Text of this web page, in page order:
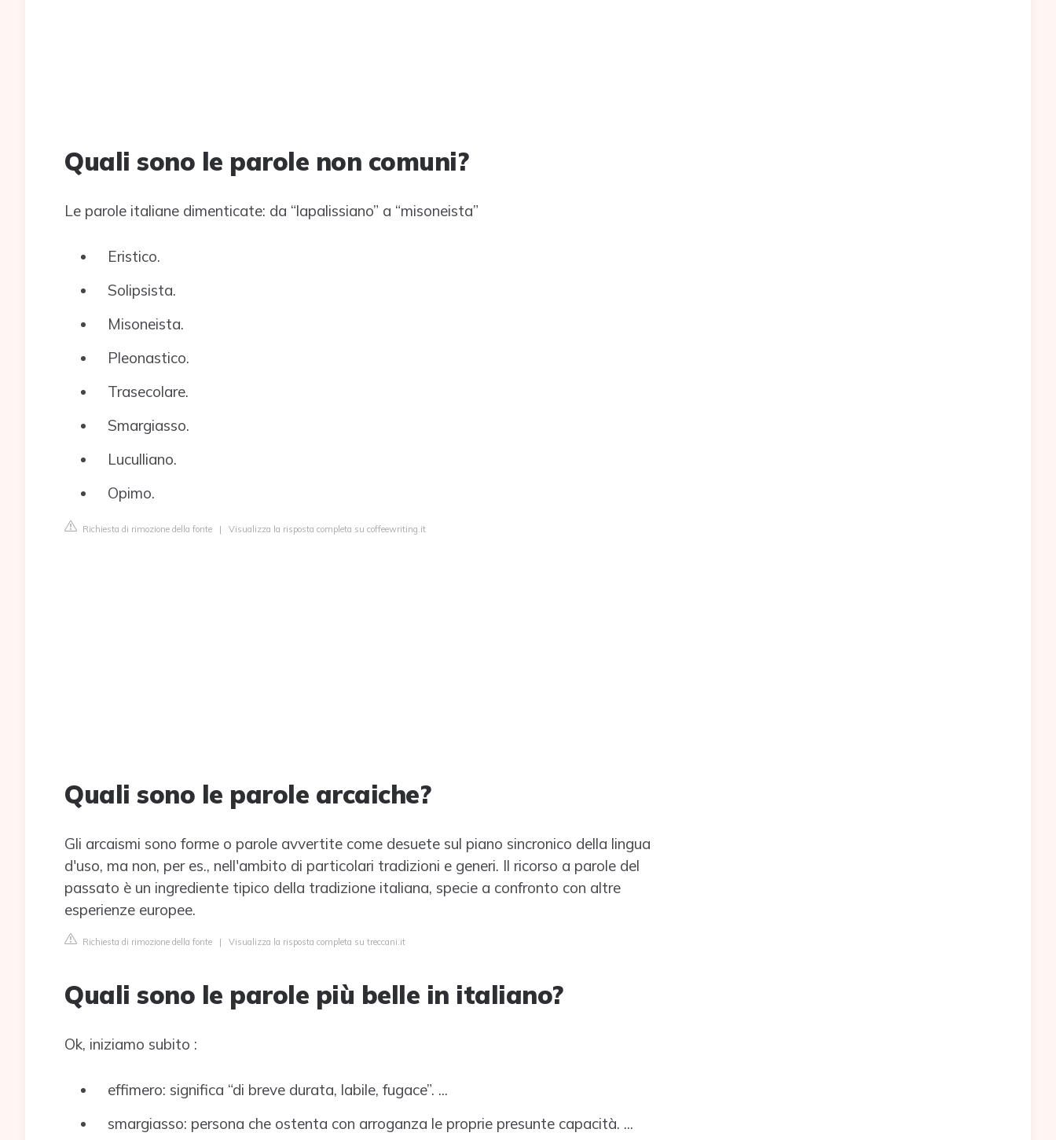
Quali sono le parole non comuni?
Le parole italiane dimenticate: da “lapalissiano” a “misoneista”
Eristico.
Solipsista.
Misoneista.
Pleonastico.
Trasecolare.
Smargiasso.
Luculliano.
Opimo.
Richiesta di rimozione della fonte | Visualizza la risposta completa su coffeewriting.it
Quali sono le parole arcaiche?
Gli arcaismi sono forme o parole avvertite come desuete sul piano sincronico della lingua
d'uso, ma non, per es., nell'ambito di particolari tradizioni e generi. Il ricorso a parole del
passato è un ingrediente tipico della tradizione italiana, specie a confronto con altre
esperienze europee.
Richiesta di rimozione della fonte | Visualizza la risposta completa su treccani.it
Quali sono le parole più belle in italiano?
Ok, iniziamo subito :
effimero: significa “di breve durata, labile, fugace”. ...
smargiasso: persona che ostenta con arroganza le proprie presunte capacità. ...